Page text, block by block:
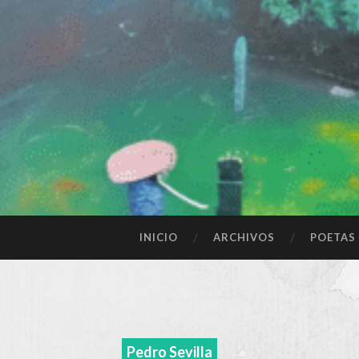
INICIO ARCHIVOS POETAS
Pedro Sevilla